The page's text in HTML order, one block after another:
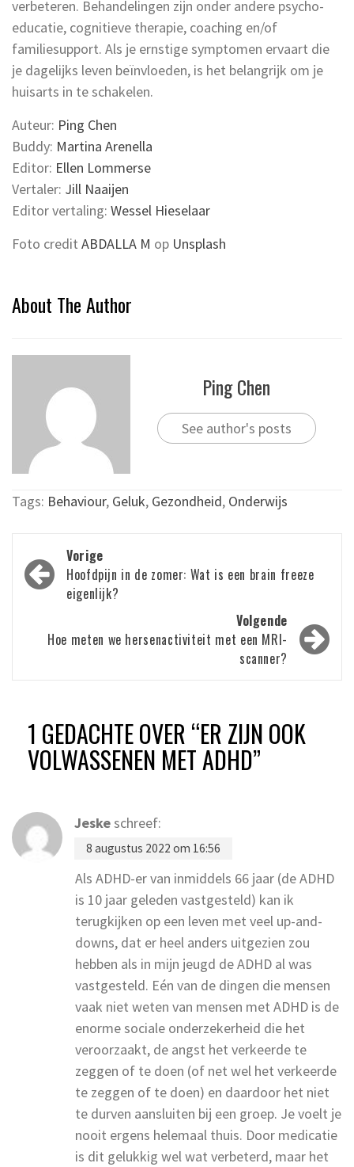
verbeteren. Behandelingen zijn onder andere psycho-
educatie, cognitieve therapie, coaching en/of
familiesupport. Als je ernstige symptomen ervaart die
je dagelijks leven beïnvloeden, is het belangrijk om je
huisarts in te schakelen.
Auteur: Ping Chen
Buddy: Martina Arenella
Editor: Ellen Lommerse
Vertaler: Jill Naaijen
Editor vertaling: Wessel Hieselaar
Foto credit ABDALLA M op Unsplash
About The Author
Ping Chen
See author's posts
Tags: Behaviour, Geluk, Gezondheid, Onderwijs
Bericht
navigatie
Vorige
Hoofdpijn in de zomer: Wat is een brain freeze
eigenlijk?
Volgende
Hoe meten we hersenactiviteit met een MRI-
scanner?
1 GEDACHTE OVER “ER ZIJN OOK
VOLWASSENEN MET ADHD”
Jeskeschreef:
8 augustus 2022 om 16:56
Als ADHD-er van inmiddels 66 jaar (de ADHD
is 10 jaar geleden vastgesteld) kan ik
terugkijken op een leven met veel up-and-
downs, dat er heel anders uitgezien zou
hebben als in mijn jeugd de ADHD al was
vastgesteld. Eén van de dingen die mensen
vaak niet weten van mensen met ADHD is de
enorme sociale onderzekerheid die het
veroorzaakt, de angst het verkeerde te
zeggen of te doen (of net wel het verkeerde
te zeggen of te doen) en daardoor het niet
te durven aansluiten bij een groep. Je voelt je
nooit ergens helemaal thuis. Door medicatie
is dit gelukkig wel wat verbeterd, maar het